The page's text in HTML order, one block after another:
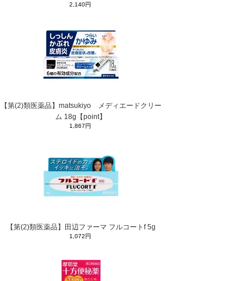
2,140円
【第(2)類医薬品】matsukiyo メディエードクリー
ム 18g【point】
1,867円
【第(2)類医薬品】田辺ファーマ フルコートf 5g
1,072円